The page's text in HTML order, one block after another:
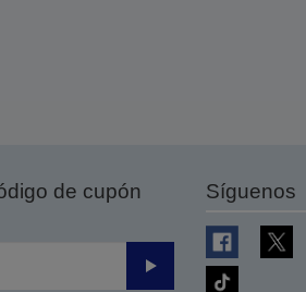
de cupón
Enviar
Síguenos